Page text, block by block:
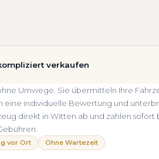
verkaufen
Umwege. Sie übermitteln Ihre
eine individuelle Bewertung und
direkt in Witten ab und zahlen
vor Ort Ohne Wartezeit